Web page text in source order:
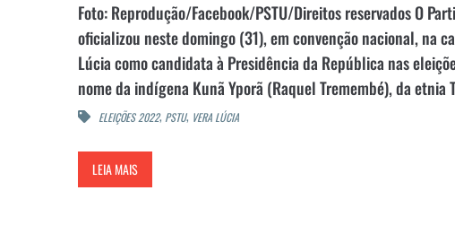
Foto: Reprodução/Facebook/PSTU/Direitos reservados O
oficializou neste domingo (31), em convenção nacional, na
Lúcia como candidata à Presidência da República nas
nome da indígena Kunã Yporã (Raquel Tremembé), da etnia
ELEIÇÕES 2022, PSTU, VERA LÚCIA
LEIA MAIS